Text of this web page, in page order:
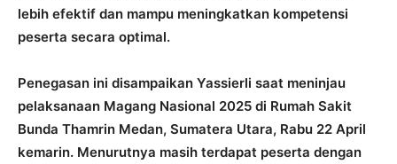
lebih efektif dan mampu meningkatkan kompetensi
peserta secara optimal.
Penegasan ini disampaikan Yassierli saat meninjau
pelaksanaan Magang Nasional 2025 di Rumah Sakit
Bunda Thamrin Medan, Sumatera Utara, Rabu 22 April
kemarin. Menurutnya masih terdapat peserta dengan